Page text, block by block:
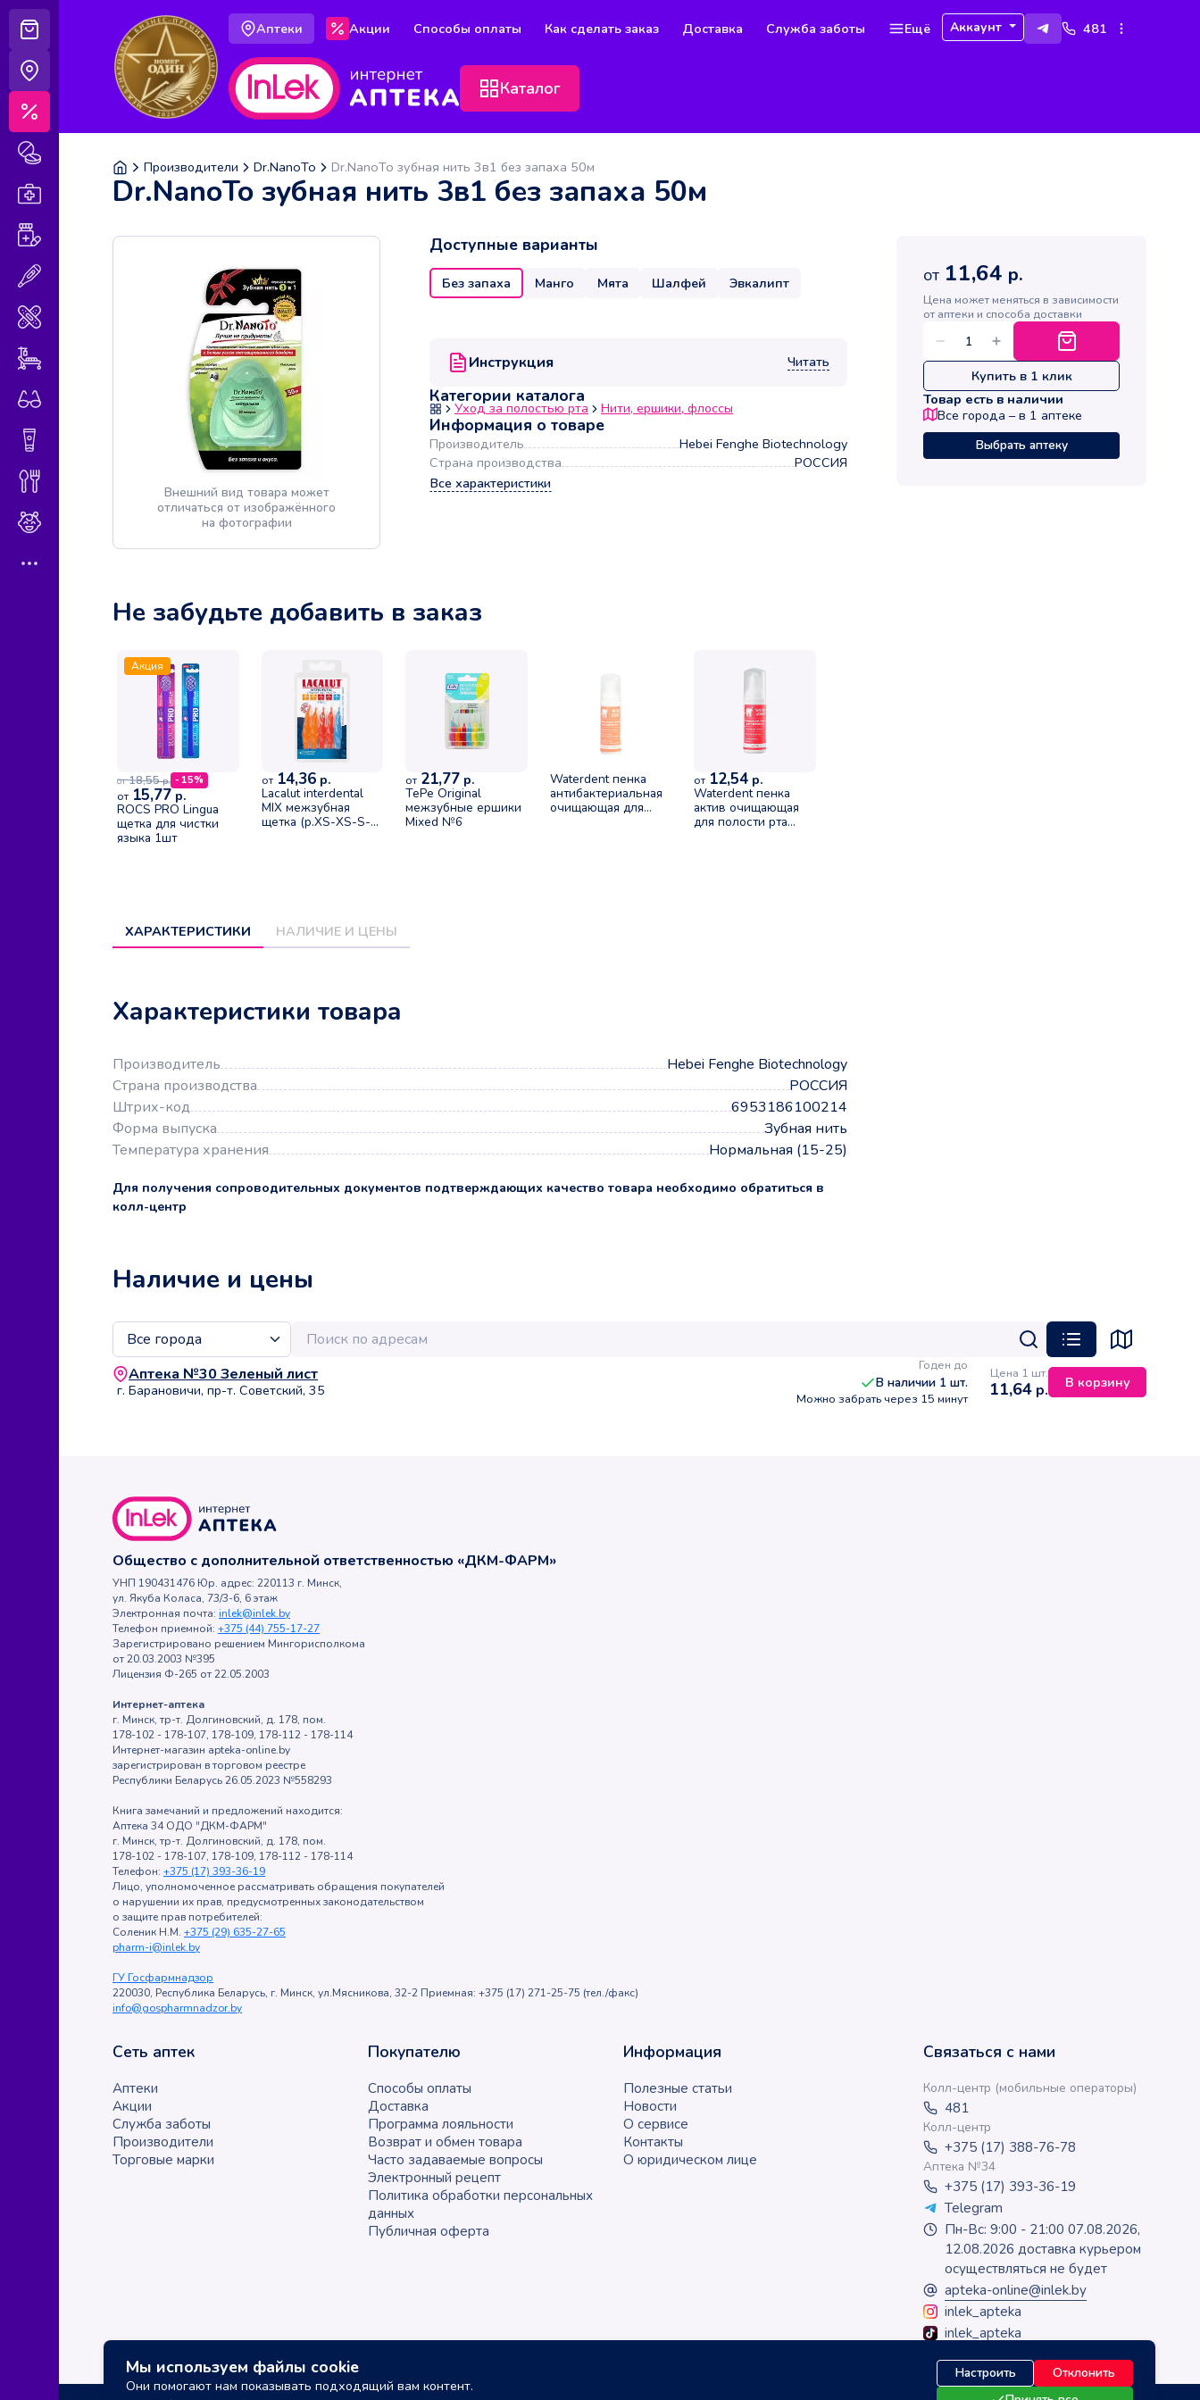
Витамины и БАДы
Аптеки Акции Способы оплаты Как сделать заказ Доставка Служба заботы Ещё Аккаунт 481
Каталог
Производители Dr.NanoTo Dr.NanoTo зубная нить 3в1 без запаха 50м
Dr.NanoTo зубная нить 3в1 без запаха 50м
Внешний вид товара может
отличаться от изображённого
на фотографии
Доступные варианты
Без запаха Манго Мята Шалфей Эвкалипт
Инструкция Читать
Категории каталога
Уход за полостью рта Нити, ершики, флоссы
Информация о товаре
Производитель
Hebei Fenghe Biotechnology
Страна производства
РОССИЯ
Все характеристики
Не забудьте добавить в заказ
Акция
от 18,55р. - 15%
от 15,77 р.
ROCS PRO Lingua
щетка для чистки
языка 1шт
от 14,36р.
Lacalut interdental
MIX межзубная
щетка (р.XS-XS-S-
от 21,77 р.
TePe Original
межзубные ершики
Mixed №6
Waterdent пенка
антибактериальная
очищающая для
от 12,54 р.
Waterdent пенка
актив очищающая
для полости рта
ХАРАКТЕРИСТИКИ НАЛИЧИЕ И ЦЕНЫ
Характеристики товара
Производитель
Hebei Fenghe Biotechnology
Страна производства
РОССИЯ
Штрих-код
6953186100214
Форма выпуска
Зубная нить
Температура хранения
Нормальная (15-25)
Для получения сопроводительных документов подтверждающих качество товара необходимо обратиться в
колл-центр
от 11,64 р.
Цена может меняться в зависимости
от аптеки и способа доставки
Купить в 1 клик
Товар есть в наличии
Все города – в 1 аптеке
Выбрать аптеку
Наличие и цены
Аптека №30 Зеленый лист
г. Барановичи, пр-т. Советский, 35
Годен до
В наличии 1 шт.
Можно забрать через 15 минут
Цена 1 шт.
11,64 р. В корзину
Мы используем файлы cookie
Они помогают нам показывать подходящий вам контент.
Настроить
Отклонить
Общество с дополнительной ответственностью «ДКМ-ФАРМ»
УНП 190431476 Юр. адрес: 220113 г. Минск,
ул. Якуба Коласа, 73/3-6, 6 этаж
Электронная почта: inlek@inlek.by
Телефон приемной: +375 (44) 755-17-27
Зарегистрировано решением Мингорисполкома
от 20.03.2003 №395
Лицензия Ф-265 от 22.05.2003
Интернет-аптека
г. Минск, тр-т. Долгиновский, д. 178, пом.
178-102 - 178-107, 178-109, 178-112 - 178-114
Интернет-магазин apteka-online.by
зарегистрирован в торговом реестре
Республики Беларусь 26.05.2023 №558293
Книга замечаний и предложений находится:
Аптека 34 ОДО "ДКМ-ФАРМ"
г. Минск, тр-т. Долгиновский, д. 178, пом.
178-102 - 178-107, 178-109, 178-112 - 178-114
Телефон: +375 (17) 393-36-19
Лицо, уполномоченное рассматривать обращения покупателей
о нарушении их прав, предусмотренных законодательством
о защите прав потребителей:
Соленик Н.М. +375 (29) 635-27-65
pharm-i@inlek.by
ГУ Госфармнадзор
220030, Республика Беларусь, г. Минск, ул.Мясникова, 32-2 Приемная: +375 (17) 271-25-75 (тел./факс)
info@gospharmnadzor.by
Сеть аптек
Аптеки
Акции
Служба заботы
Производители
Торговые марки
Покупателю
Способы оплаты
Доставка
Программа лояльности
Возврат и обмен товара
Часто задаваемые вопросы
Электронный рецепт
Политика обработки персональных
данных
Публичная оферта
Информация
Полезные статьи
Новости
О сервисе
Контакты
О юридическом лице
Связаться с нами
Колл-центр (мобильные операторы)
481
Колл-центр
+375 (17) 388-76-78
Аптека №34
+375 (17) 393-36-19
Telegram
Пн-Вс: 9:00 - 21:00 07.08.2026,
12.08.2026 доставка курьером
осуществляться не будет
apteka-online@inlek.by
inlek_apteka
inlek_apteka